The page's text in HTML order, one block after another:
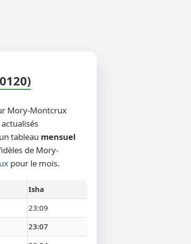
Mory-Montcrux
tableau mensuel
de Mory-
pour le mois.
Isha
23:09
23:07